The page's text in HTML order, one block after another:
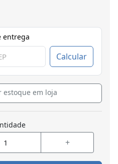
entrega
Calcular
estoque em loja
+